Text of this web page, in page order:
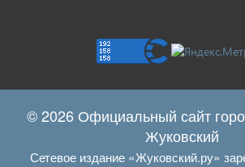
© 2026 Официальный сайт
Жуковский
Сетевое издание «Жуковский.ру»